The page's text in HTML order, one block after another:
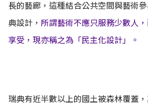
長的藝廊，這種結合公共空間與藝術
典設計， 所謂藝術不應只服務少數人
享受，現亦稱之為「民主化設計」。
瑞典有近半數以上的國土被森林覆蓋